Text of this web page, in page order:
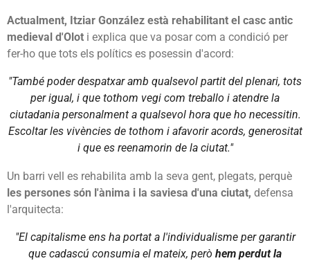
Actualment, Itziar González està rehabilitant el casc antic
medieval d'Olot i explica que va posar com a condició per
fer-ho que tots els polítics es posessin d'acord:
"També poder despatxar amb qualsevol partit del plenari, tots
per igual, i que tothom vegi com treballo i atendre la
ciutadania personalment a qualsevol hora que ho necessitin.
Escoltar les vivències de tothom i afavorir acords, generositat
i que es reenamorin de la ciutat."
Un barri vell es rehabilita amb la seva gent, plegats, perquè
les persones són l'ànima i la saviesa d'una ciutat, defensa
l'arquitecta:
"El capitalisme ens ha portat a l'individualisme per garantir
que cadascú consumia el mateix, però hem perdut la